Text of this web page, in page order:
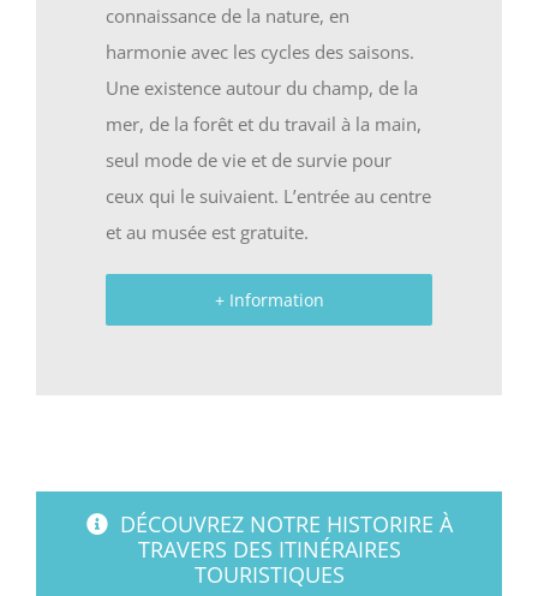
connaissance de la nature, en
harmonie avec les cycles des saisons.
Une existence autour du champ, de la
mer, de la forêt et du travail à la main,
seul mode de vie et de survie pour
ceux qui le suivaient. L’entrée au centre
et au musée est gratuite.
+ Information
DÉCOUVREZ NOTRE HISTORIRE À
TRAVERS DES ITINÉRAIRES
TOURISTIQUES